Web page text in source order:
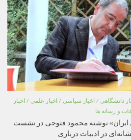
دانشگاهی / اخبار سیاسی / اخبار علمی / اخبار
و رسانه ها
نوشته محمود فتوحی در نشست
در ادبیات درباری